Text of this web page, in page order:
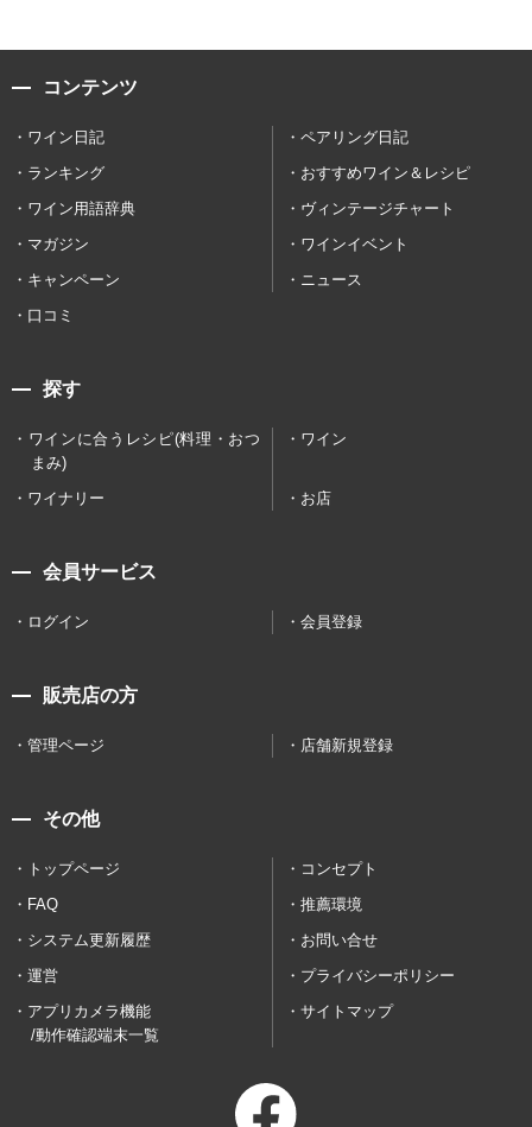
コンテンツ
ワイン日記
ペアリング日記
ランキング
おすすめワイン＆レシピ
ワイン用語辞典
ヴィンテージチャート
マガジン
ワインイベント
キャンペーン
ニュース
口コミ
探す
ワインに合うレシピ(料理・おつ
まみ)
ワイン
ワイナリー お店
会員サービス
ログイン 会員登録
販売店の方
管理ページ 店舗新規登録
その他
トップページ
コンセプト
FAQ
推薦環境
システム更新履歴
お問い合せ
運営
プライバシーポリシー
アプリカメラ機能
/動作確認端末一覧
サイトマップ